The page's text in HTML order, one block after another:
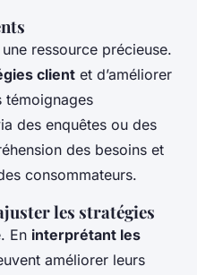
ressource précieuse.
client et d’améliorer
témoignages
des enquêtes ou des
des besoins et
consommateurs.
les stratégies
En interprétant les
améliorer leurs